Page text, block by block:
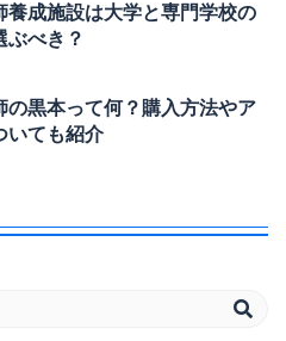
養成施設は大学と専門学校の
ぶべき？
の黒本って何？購入方法やア
いても紹介